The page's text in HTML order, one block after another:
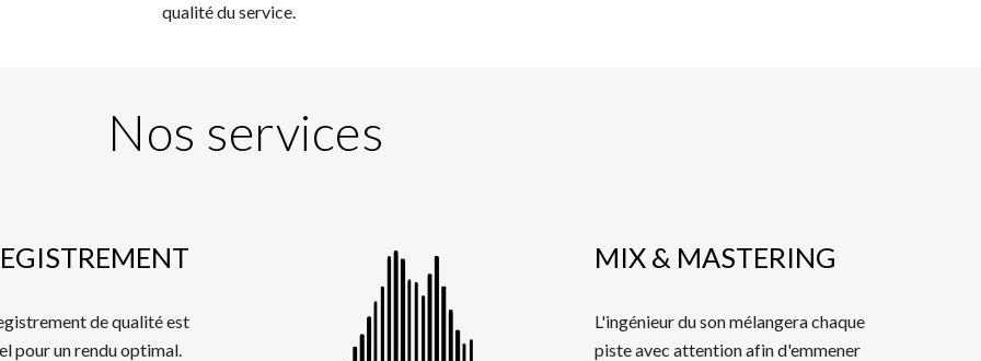
qualité du service.
Nos services
de qualité est
pour un rendu optimal.
MIX & MASTERING
L'ingénieur du son mélangera chaque
piste avec attention afin d'emmener